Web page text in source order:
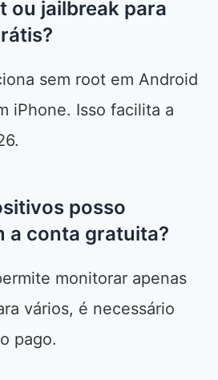
ou jailbreak para
sem root em Android
iPhone. Isso facilita a
posso
a conta gratuita?
monitorar apenas
vários, é necessário
pago.